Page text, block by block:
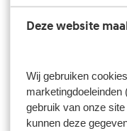
Deze website
Wij gebruiken
gebruik van onze
kunnen deze